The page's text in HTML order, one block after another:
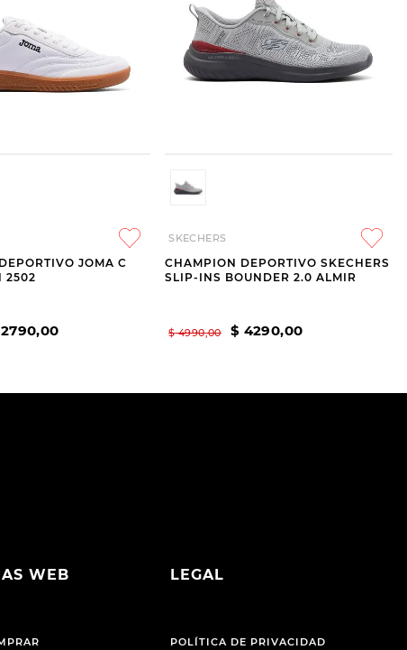
JOMA C
2502
2790,00
SKECHERS
CHAMPION DEPORTIVO SKECHERS
SLIP-INS BOUNDER 2.0 ALMIR
$ 4990,00 $ 4290,00
WEB LEGAL
POLÍTICA DE PRIVACIDAD